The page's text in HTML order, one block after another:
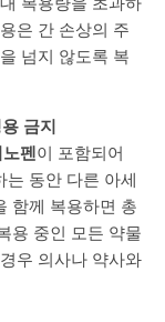
은 간 손상의 주
넘지 않도록 복
금지
펜이 포함되어
동안 다른 아세
함께 복용하면 총
용 중인 모든 약물
우 의사나 약사와